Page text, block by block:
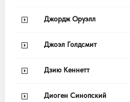
Джордж Оруэлл
Джоэл Голдсмит
Дзию Кеннетт
Диоген Синопский